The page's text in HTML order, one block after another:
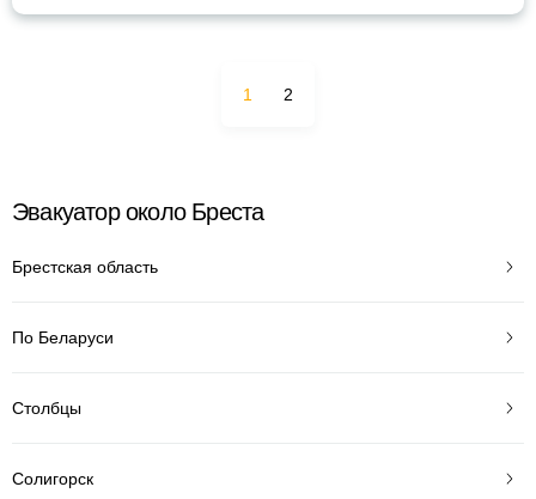
1 2
Эвакуатор около Бреста
Брестская область
По Беларуси
Столбцы
Солигорск